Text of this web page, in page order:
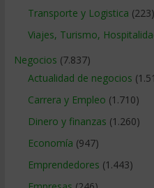
Transporte y Logistica (223)
Viajes, Turismo,
Negocios (7.837)
Actualidad de negocios
Carrera y Empleo (1.710)
Dinero y finanzas (1.260)
Economía (947)
Emprendedores (1.443)